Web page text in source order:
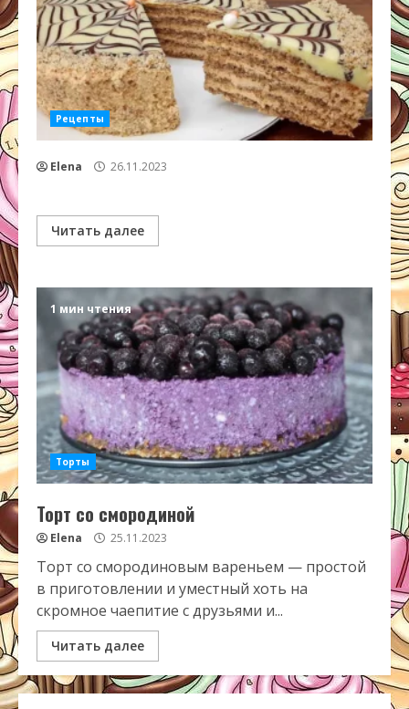
Рецепты
Elena 26.11.2023
Читать далее
1 мин чтения
Торты
Торт со смородиной
Elena 25.11.2023
Торт со смородиновым вареньем — простой
в приготовлении и уместный хоть на
скромное чаепитие с друзьями и...
Читать далее